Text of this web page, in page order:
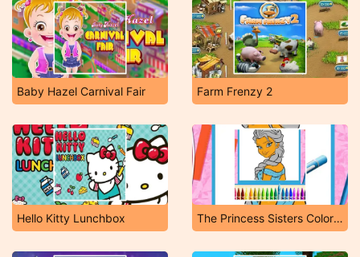
Baby Hazel Carnival Fair Farm Frenzy 2
Hello Kitty Lunchbox The Princess Sisters Coloring